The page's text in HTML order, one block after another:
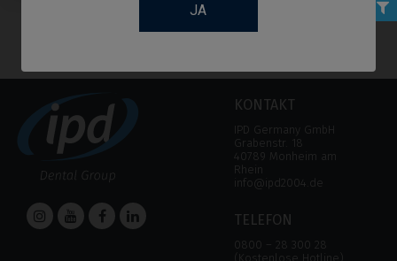
JA
KONTAKT
IPD Germany GmbH
Grabenstr. 18
40789 Monheim am
Rhein
info@ipd2004.de
TELEFON
0800 – 28 300 28
(Kostenlose Hotline)